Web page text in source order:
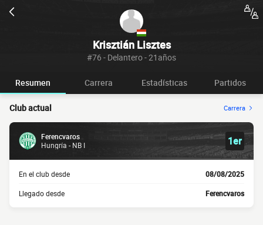
Krisztián Lisztes
#76 - Delantero - 21años
Resumen Carrera Estadísticas Partidos
Club actual Carrera
Ferencvaros
Hungría - NB I
1er
En el club desde 08/08/2025
Llegado desde Ferencvaros